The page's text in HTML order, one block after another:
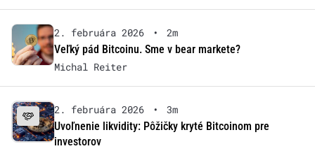
2. februára 2026 •
2m
Veľký pád Bitcoinu. Sme v bear markete?
Michal Reiter
2. februára 2026 •
3m
Uvoľnenie likvidity: Pôžičky kryté Bitcoinom pre
investorov